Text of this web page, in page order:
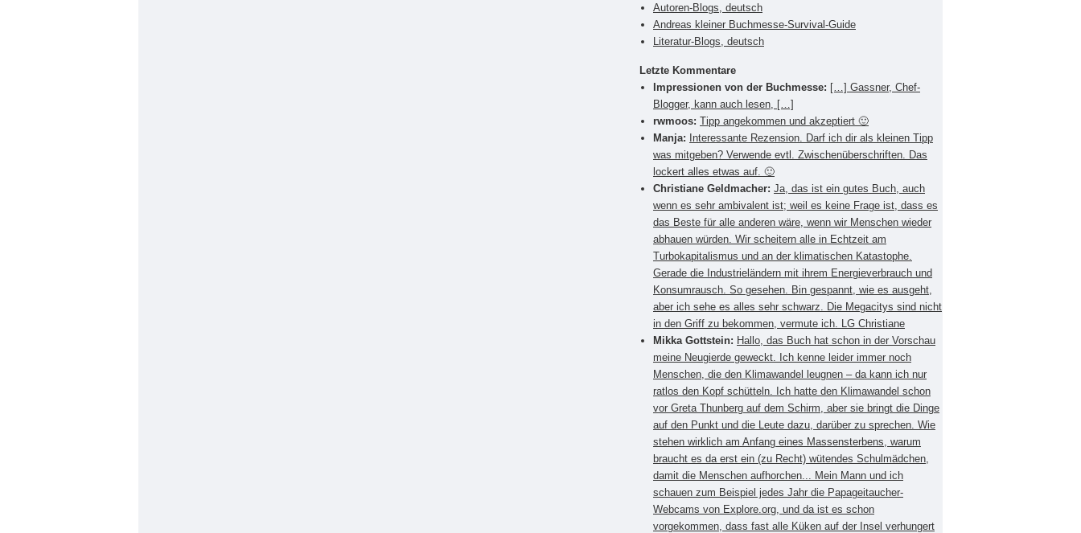
Autoren-Blogs, deutsch
Andreas kleiner Buchmesse-Survival-Guide
Literatur-Blogs, deutsch
Letzte Kommentare
Impressionen von der Buchmesse: […] Gassner, Chef-
Blogger, kann auch lesen, […]
rwmoos: Tipp angekommen und akzeptiert 🙂
Manja:
Interessante Rezension. Darf ich dir als kleinen Tipp
was mitgeben? Verwende evtl. Zwischenüberschriften. Das
lockert alles etwas auf. 🙂
Christiane Geldmacher: Ja, das ist ein gutes Buch, auch
wenn es sehr ambivalent ist; weil es keine Frage ist, dass es
das Beste für alle anderen wäre, wenn wir Menschen wieder
abhauen würden. Wir scheitern alle in Echtzeit am
Turbokapitalismus und an der klimatischen Katastophe.
Gerade die Industrieländern mit ihrem Energieverbrauch und
Konsumrausch. So gesehen. Bin gespannt, wie es ausgeht,
aber ich sehe es alles sehr schwarz. Die Megacitys sind nicht
in den Griff zu bekommen, vermute ich. LG Christiane
Mikka Gottstein: Hallo, das Buch hat schon in der Vorschau
meine Neugierde geweckt. Ich kenne leider immer noch
Menschen, die den Klimawandel leugnen – da kann ich nur
ratlos den Kopf schütteln. Ich hatte den Klimawandel schon
vor Greta Thunberg auf dem Schirm, aber sie bringt die Dinge
auf den Punkt und die Leute dazu, darüber zu sprechen. Wie
stehen wirklich am Anfang eines Massensterbens, warum
braucht es da erst ein (zu Recht) wütendes Schulmädchen,
damit die Menschen aufhorchen... Mein Mann und ich
schauen zum Beispiel jedes Jahr die Papageitaucher-
Webcams von Explore.org, und da ist es schon
vorgekommen, dass fast alle Küken auf der Insel verhungert